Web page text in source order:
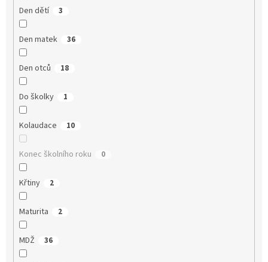
Den dětí 3
Den matek 36
Den otců 18
Do školky 1
Kolaudace 10
Konec školního roku 0
Křtiny 2
Maturita 2
MDŽ 36